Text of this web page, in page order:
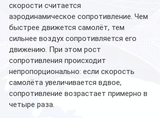
скорости считается
аэродинамическое сопротивление. Чем
быстрее движется самолёт, тем
сильнее воздух сопротивляется его
движению. При этом рост
сопротивления происходит
непропорционально: если скорость
самолёта увеличивается вдвое,
сопротивление возрастает примерно в
четыре раза.